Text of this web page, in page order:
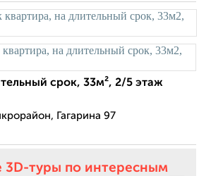
срок, 33м², 2/5 этаж
Гагарина 97
3D-туры по интересным